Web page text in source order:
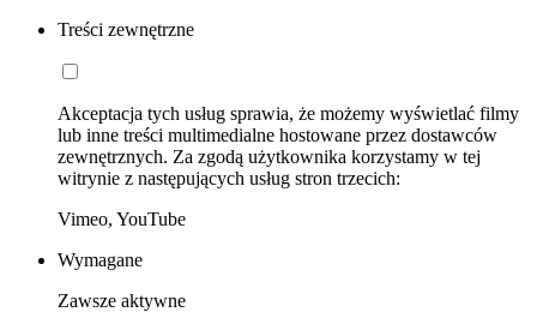
Treści zewnętrzne
Akceptacja tych usług sprawia, że możemy wyświetlać filmy
lub inne treści multimedialne hostowane przez dostawców
zewnętrznych. Za zgodą użytkownika korzystamy w tej
witrynie z następujących usług stron trzecich:
Vimeo, YouTube
Wymagane
Zawsze aktywne